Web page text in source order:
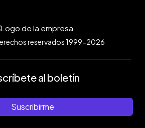
reservados 1999-2026
al boletín
Suscribirme